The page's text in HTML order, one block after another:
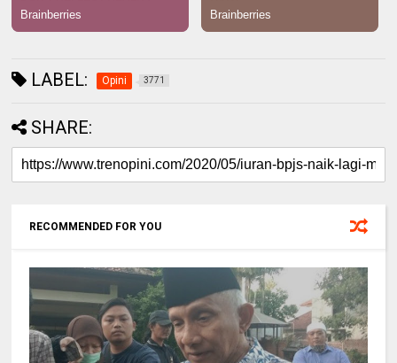
LABEL: Opini 3771
SHARE:
RECOMMENDED FOR YOU